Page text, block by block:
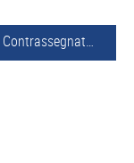
Contrassegnato con: